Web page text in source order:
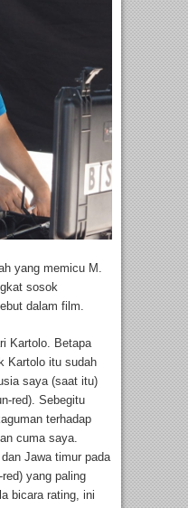
yang memicu M.
sosok
dalam film.
Kartolo. Betapa
Kartolo itu sudah
saya (saat itu)
red). Sebegitu
terhadap
cuma saya.
Jawa timur pada
yang paling
bicara rating, ini